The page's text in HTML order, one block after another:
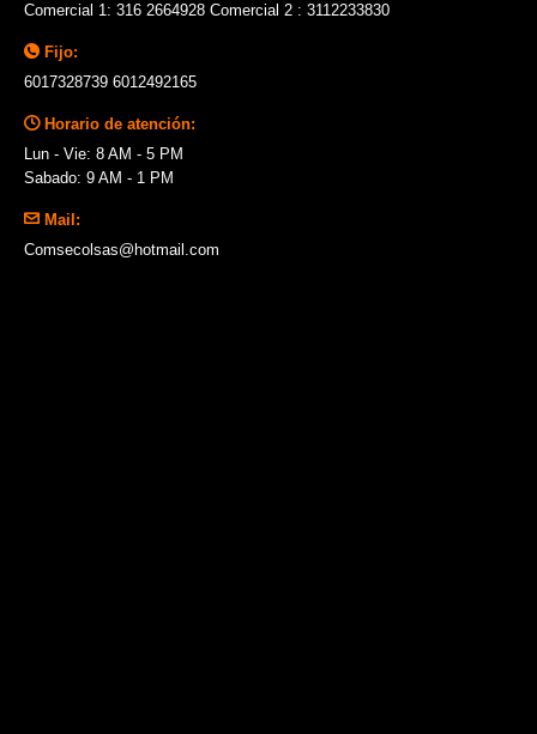
Comercial 1: 316 2664928 Comercial 2 : 3112233830
Fijo:
6017328739 6012492165
Horario de atención:
Lun - Vie: 8 AM - 5 PM
Sabado: 9 AM - 1 PM
Mail:
Comsecolsas@hotmail.com